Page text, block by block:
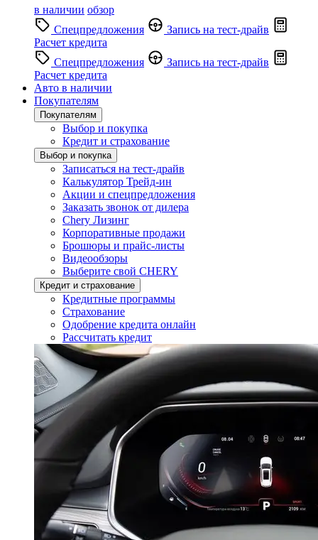
в наличии обзор
Спецпредложения
Запись на тест-драйв
Расчет кредита
Спецпредложения
Запись на тест-драйв
Расчет кредита
Авто в наличии
Покупателям
Покупателям
Выбор и покупка
Кредит и страхование
Выбор и покупка
Записаться на тест-драйв
Калькулятор Трейд-ин
Акции и спецпредложения
Заказать звонок от дилера
Chery Лизинг
Корпоративные продажи
Брошюры и прайс-листы
Видеообзоры
Выберите свой CHERY
Кредит и страхование
Кредитные программы
Страхование
Одобрение кредита онлайн
Рассчитать кредит